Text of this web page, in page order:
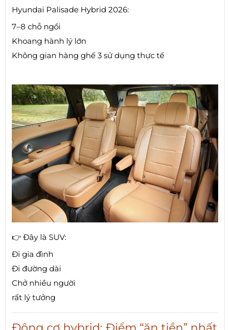
Hyundai Palisade Hybrid 2026:
7–8 chỗ ngồi
Khoang hành lý lớn
Không gian hàng ghế 3 sử dụng thực tế
👉 Đây là SUV:
Đi gia đình
Đi đường dài
Chở nhiều người
rất lý tưởng